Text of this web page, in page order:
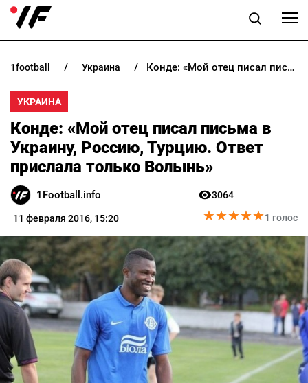
НОВОСТИ
ПРОГНОЗЫ
БУКМЕКЕРЫ
РАЗНОЕ
1football украина Конде: «Мой отец писал письма в Украину, Россию, Турцию. Ответ прислала только Волынь»
УКРАИНА
Конде: «Мой отец писал письма в
Украину, Россию, Турцию. Ответ
прислала только Волынь»
1Football.info
11 февраля 2016, 15:20
3064
★★★★★
★★★★★1 голос